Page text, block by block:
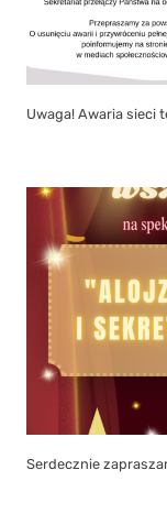
Uwaga! Awaria sieci
Serdecznie